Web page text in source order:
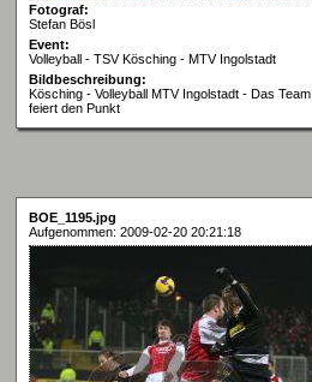
Fotograf:
Stefan Bösl
Event:
Volleyball - TSV Kösching - MTV Ingolstadt
Bildbeschreibung:
Kösching - Volleyball MTV Ingolstadt - Das Team
feiert den Punkt
BOE_1195.jpg
Aufgenommen: 2009-02-20 20:21:18